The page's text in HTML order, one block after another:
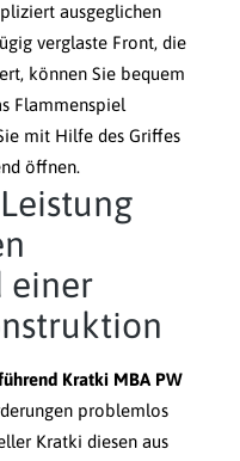
ausgeglichen
verglaste Front, die
können Sie bequem
Flammenspiel
mit Hilfe des Griffes
öffnen.
einer
Kratki MBA PW
problemlos
Kratki diesen aus